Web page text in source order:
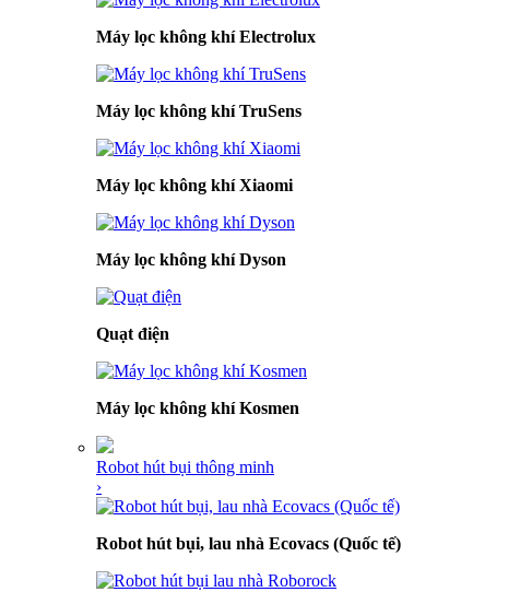
Máy lọc không khí Electrolux
Máy lọc không khí TruSens
Máy lọc không khí Xiaomi
Máy lọc không khí Dyson
Quạt điện
Máy lọc không khí Kosmen
Robot hút bụi thông minh
›
Robot hút bụi, lau nhà Ecovacs (Quốc tế)